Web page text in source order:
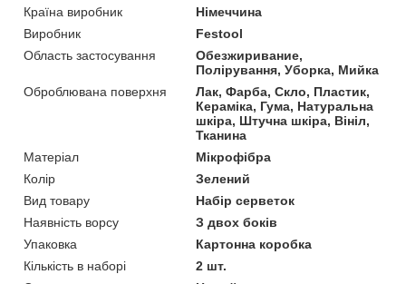
Країна виробник
Німеччина
Виробник
Festool
Область застосування
Обезжиривание,
Полірування, Уборка, Мийка
Оброблювана поверхня
Лак, Фарба, Скло, Пластик,
Кераміка, Гума, Натуральна
шкіра, Штучна шкіра, Вініл,
Тканина
Матеріал
Мікрофібра
Колір
Зелений
Вид товару
Набір серветок
Наявність ворсу
З двох боків
Упаковка
Картонна коробка
Кількість в наборі
2 шт.